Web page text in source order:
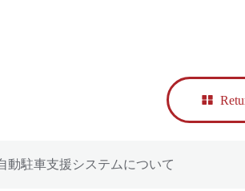
動駐車支援システムについて